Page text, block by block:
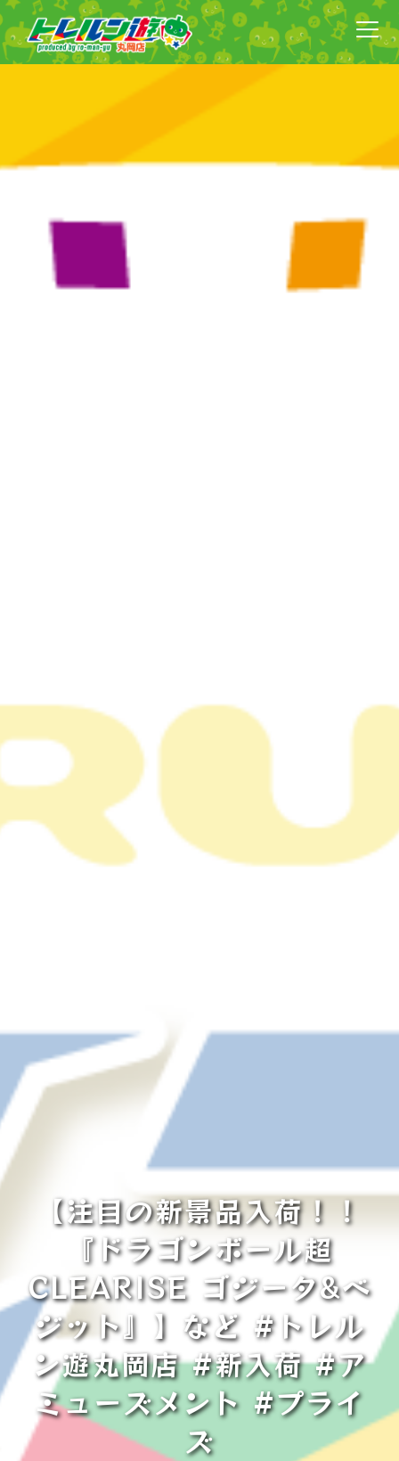
【注目の新景品入荷！！
『ドラゴンボール超
CLEARISE ゴジータ&ベ
ジット』】など #トレル
ン遊丸岡店 #新入荷 #ア
ミューズメント #プライ
ズ